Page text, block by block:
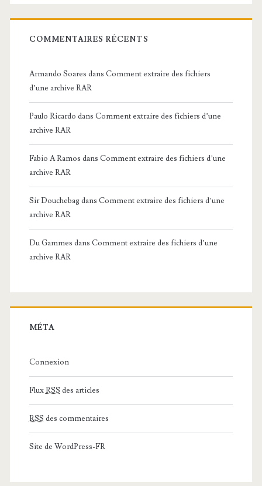
COMMENTAIRES RÉCENTS
Armando Soares dans Comment extraire des fichiers
d’une archive RAR
Paulo Ricardo dans Comment extraire des fichiers d’une
archive RAR
Fabio A Ramos dans Comment extraire des fichiers d’une
archive RAR
Sir Douchebagdans Comment extraire des fichiers d’une
archive RAR
Du Gammes dans Comment extraire des fichiers d’une
archive RAR
MÉTA
Connexion
FluxRSS des articles
RSS des commentaires
Site de WordPress-FR